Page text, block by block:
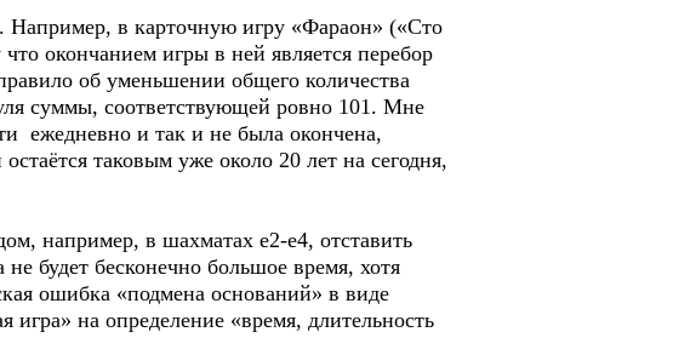
Например, в карточную игру «Фараон» («Сто
окончанием игры в ней является перебор
об уменьшении общего количества
суммы, соответствующей ровно 101. Мне
ежедневно и так и не была окончена,
таковым уже около 20 лет на сегодня,
например, в шахматах е2-е4, отставить
будет бесконечно большое время, хотя
ошибка «подмена оснований» в виде
на определение «время, длительность